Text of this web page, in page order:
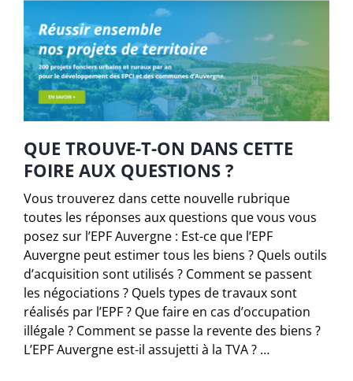
QUE TROUVE-T-ON DANS CETTE
FOIRE AUX QUESTIONS ?
Vous trouverez dans cette nouvelle rubrique
toutes les réponses aux questions que vous vous
posez sur l’EPF Auvergne : Est-ce que l’EPF
Auvergne peut estimer tous les biens ? Quels outils
d’acquisition sont utilisés ? Comment se passent
les négociations ? Quels types de travaux sont
réalisés par l’EPF ? Que faire en cas d’occupation
illégale ? Comment se passe la revente des biens ?
L’EPF Auvergne est-il assujetti à la TVA ? …